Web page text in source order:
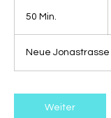
50 Min.
i
n
Neue Jonastrasse
Weiter